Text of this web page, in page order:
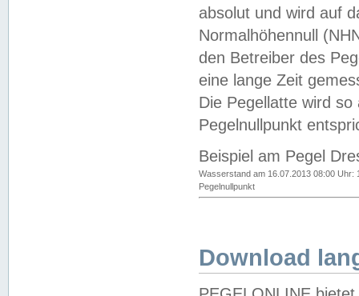
absolut und wird auf
Normalhöhennull
den Betreiber des
eine lange Zeit
Die Pegellatte wird
Pegelnullpunkt
Beispiel am Pegel
Wasserstand am 16.07.2013 08:00 Uhr:
Pegelnullpunkt
Download